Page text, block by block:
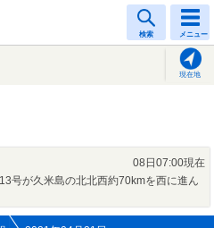
検索 メニュー
現在地
08日07:00現在
号が久米島の北北西約70kmを西に進ん